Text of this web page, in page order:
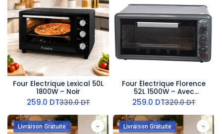
Four Electrique Lexical 50L
1800W – Noir
259.0 DT330.0DT
Four Électrique Florence
52L 1500W – Avec
Tournebroche &
Turbo Gris Charbon
259.0 DT320.0DT
Livraison Gratuite Livraison Gratuite